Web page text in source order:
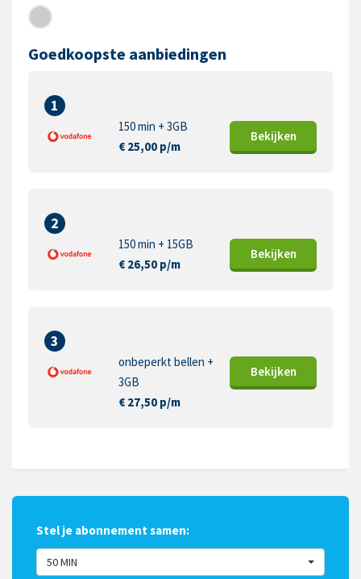
Goedkoopste aanbiedingen
1
150 min + 3GB
€ 25,00 p/m
Bekijken
2
150 min + 15GB
€ 26,50 p/m
Bekijken
3
onbeperkt bellen +
3GB
€ 27,50 p/m
Bekijken
Stel je abonnement samen:
50 MIN